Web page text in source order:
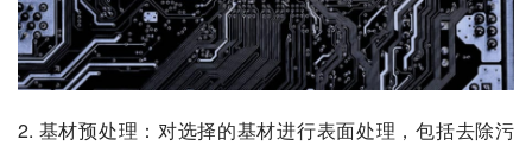
2. 基材预处理：对选择的基材进行表面处理，包括去除污